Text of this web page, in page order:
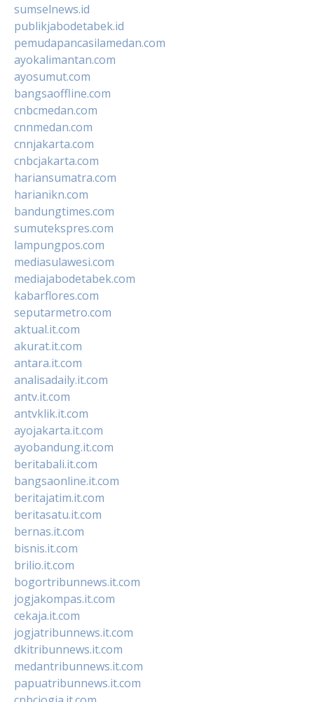
sumselnews.id
publikjabodetabek.id
pemudapancasilamedan.com
ayokalimantan.com
ayosumut.com
bangsaoffline.com
cnbcmedan.com
cnnmedan.com
cnnjakarta.com
cnbcjakarta.com
hariansumatra.com
harianikn.com
bandungtimes.com
sumutekspres.com
lampungpos.com
mediasulawesi.com
mediajabodetabek.com
kabarflores.com
seputarmetro.com
aktual.it.com
akurat.it.com
antara.it.com
analisadaily.it.com
antv.it.com
antvklik.it.com
ayojakarta.it.com
ayobandung.it.com
beritabali.it.com
bangsaonline.it.com
beritajatim.it.com
beritasatu.it.com
bernas.it.com
bisnis.it.com
brilio.it.com
bogortribunnews.it.com
jogjakompas.it.com
cekaja.it.com
jogjatribunnews.it.com
dkitribunnews.it.com
medantribunnews.it.com
papuatribunnews.it.com